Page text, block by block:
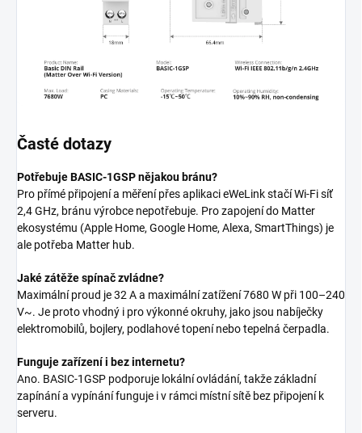
Časté dotazy
Potřebuje BASIC-1GSP nějakou bránu?
Pro přímé připojení a měření přes aplikaci eWeLink stačí Wi-Fi síť
2,4 GHz, bránu výrobce nepotřebuje. Pro zapojení do Matter
ekosystému (Apple Home, Google Home, Alexa, SmartThings) je
ale potřeba Matter hub.
Jaké zátěže spínač zvládne?
Maximální proud je 32 A a maximální zatížení 7680 W při 100–240
V~. Je proto vhodný i pro výkonné okruhy, jako jsou nabíječky
elektromobilů, bojlery, podlahové topení nebo tepelná čerpadla.
Funguje zařízení i bez internetu?
Ano. BASIC-1GSP podporuje lokální ovládání, takže základní
zapínání a vypínání funguje i v rámci místní sítě bez připojení k
serveru.